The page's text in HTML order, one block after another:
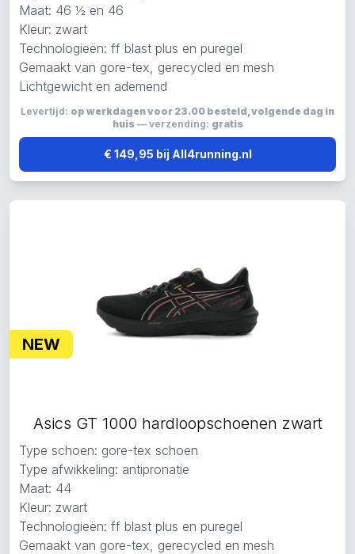
Maat: 46 ½ en 46
Kleur: zwart
Technologieën: ff blast plus en puregel
Gemaakt van gore-tex, gerecycled en mesh
Lichtgewicht en ademend
Levertijd: op werkdagen voor 23.00 besteld, volgende dag in
huis— verzending: gratis
€ 149,95 bij All4running.nl
NEW
Asics GT 1000 hardloopschoenen zwart
Type schoen: gore-tex schoen
Type afwikkeling: antipronatie
Maat: 44
Kleur: zwart
Technologieën: ff blast plus en puregel
Gemaakt van gore-tex, gerecycled en mesh